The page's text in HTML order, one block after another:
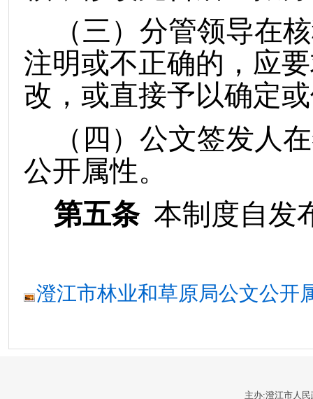
（三 ） 分管领导在
注明或不正确的，应
改，或直接予以确定
（ 四 ） 公文签发人
公开属性。
第五条 本制度自发
澄江市林业和草原局公文公开
主办:澄江市人民